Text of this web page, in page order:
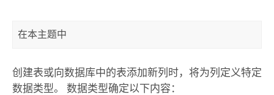
在本主题中
创建表或向数据库中的表添加新列时，将为列定义特定
数据类型。 数据类型确定以下内容：